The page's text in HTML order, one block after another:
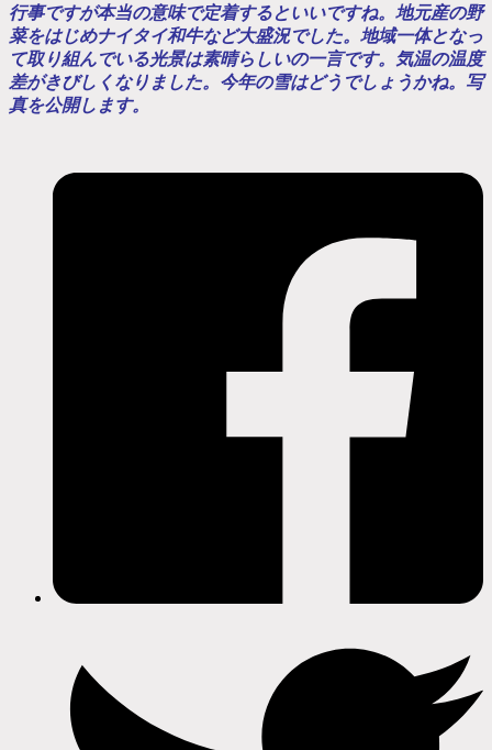
行事ですが本当の意味で定着するといいですね。地元産の野
菜をはじめナイタイ和牛など大盛況でした。地域一体となっ
て取り組んでいる光景は素晴らしいの一言です。気温の温度
差がきびしくなりました。今年の雪はどうでしょうかね。写
真を公開します。